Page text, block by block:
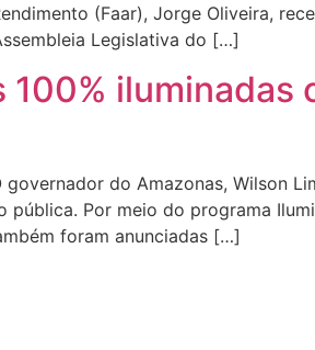
(Faar), Jorge Oliveira,
Legislativa do […]
iluminadas
do Amazonas, Wilson
Por meio do programa
foram anunciadas […]